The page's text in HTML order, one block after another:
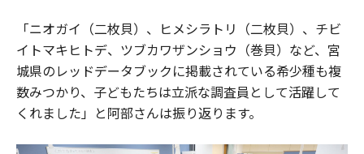
「ニオガイ（二枚貝）、ヒメシラトリ（二枚貝）、チビ
イトマキヒトデ、ツブカワザンショウ（巻貝）など、宮
城県のレッドデータブックに掲載されている希少種も複
数みつかり、子どもたちは立派な調査員として活躍して
くれました」と阿部さんは振り返ります。